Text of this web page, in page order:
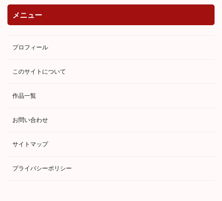
メニュー
プロフィール
このサイトについて
作品一覧
お問い合わせ
サイトマップ
プライバシーポリシー